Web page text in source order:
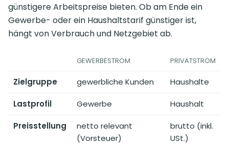
günstigere Arbeitspreise bieten. Ob am Ende ein
Gewerbe- oder ein Haushaltstarif günstiger ist,
hängt von Verbrauch und Netzgebiet ab.
GEWERBESTROM PRIVATSTROM
Zielgruppe gewerbliche Kunden Haushalte
Lastprofil Gewerbe Haushalt
Preisstellung
netto relevant
(Vorsteuer)
brutto (inkl.
USt.)